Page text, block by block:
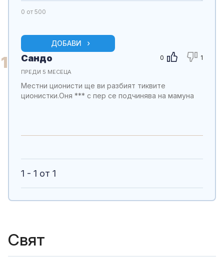
0 от 500
ДОБАВИ
1 0 1
Сандо
ПРЕДИ 5 МЕСЕЦА
Местни ционисти ще ви разбият тиквите
ционистки.Оня *** с пер се подчинява на мамуна
1 - 1 от 1
Свят